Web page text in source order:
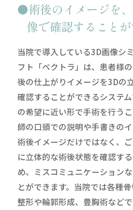
術後のイメージを
像で確認すること
当院で導入している3D画像シ
フト「ベクトラ」は、患者様
後の仕上がりイメージを3Dの
確認することができるシステ
の希望に近い形で手術を行う
師の口頭での説明や手書きの
術後イメージだけではなく、
に立体的な術後状態を確認す
め、ミスコミュニケーション
とができます。当院では各種
整形や輪郭形成、豊胸術など